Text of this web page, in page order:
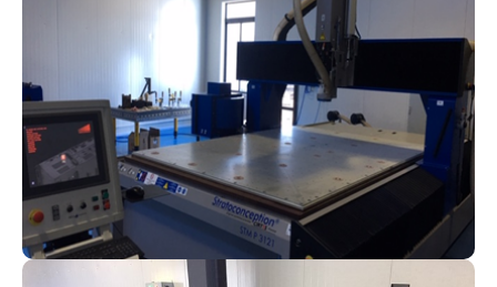
Strato Fraisage